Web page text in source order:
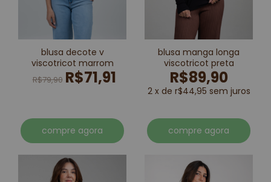
blusa decote v
viscotricot marrom
R$79,90 R$71,91
compre agora
blusa manga longa
viscotricot preta
R$89,90
2 x de r$44,95 sem juros
compre agora